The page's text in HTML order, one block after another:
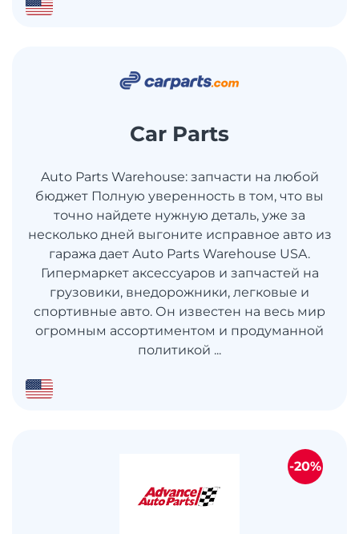
Car Parts
Auto Parts Warehouse: запчасти на любой
бюджет Полную уверенность в том, что вы
точно найдете нужную деталь, уже за
несколько дней выгоните исправное авто из
гаража дает Auto Parts Warehouse USA.
Гипермаркет аксессуаров и запчастей на
грузовики, внедорожники, легковые и
спортивные авто. Он известен на весь мир
огромным ассортиментом и продуманной
политикой ...
-20%